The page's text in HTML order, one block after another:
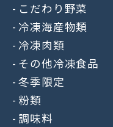
こだわり野菜
冷凍海産物類
冷凍肉類
その他冷凍食品
冬季限定
粉類
調味料